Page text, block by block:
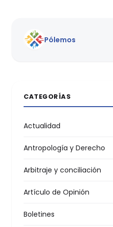
Pólemos
CATEGORÍAS
Actualidad
Antropología y Derecho
Arbitraje y conciliación
Artículo de Opinión
Boletines